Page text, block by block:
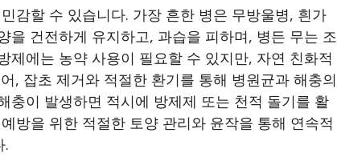
감할 수 있습니다. 가장 흔한 병은 무방울병, 흰가
을 건전하게 유지하고, 과습을 피하며, 병든 무는 조
제에는 농약 사용이 필요할 수 있지만, 자연 친화적
, 잡초 제거와 적절한 환기를 통해 병원균과 해충의
충이 발생하면 적시에 방제제 또는 천적 돌기를 활
방을 위한 적절한 토양 관리와 윤작을 통해 연속적
.